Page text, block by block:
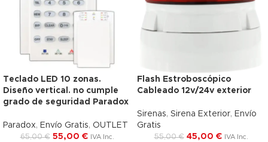
-15%
Envío Gratis
Teclado LED 10 zonas.
Diseño vertical. no cumple
grado de seguridad Paradox
Paradox, Envío Gratis, OUTLET
65,00€ 55,00 € IVA Inc.
-18%
Flash Estroboscópico
Cableado 12v/24v exterior
Sirenas, Sirena Exterior, Envío
Gratis
55,00€ 45,00 € IVA Inc.
OUTLET